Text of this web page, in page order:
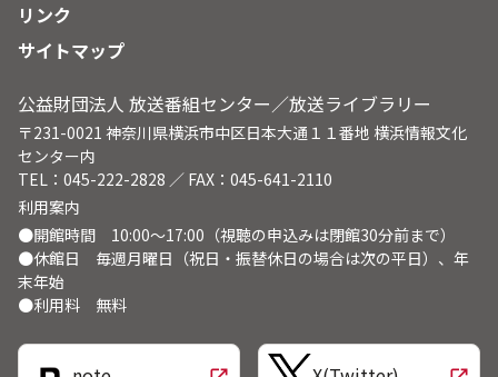
リンク
サイトマップ
公益財団法人 放送番組センター／放送ライブラリー
〒231-0021 神奈川県横浜市中区日本大通１１番地 横浜情報文化
センター内
TEL：045-222-2828 ／ FAX：045-641-2110
利用案内
●開館時間 10:00～17:00（視聴の申込みは閉館30分前まで）
●休館日 毎週月曜日（祝日・振替休日の場合は次の平日）、年
末年始
●利用料 無料